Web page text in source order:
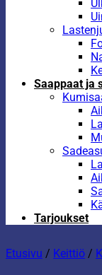
Saappaat ja
Tarjoukset
Etusivu / Keittiö /